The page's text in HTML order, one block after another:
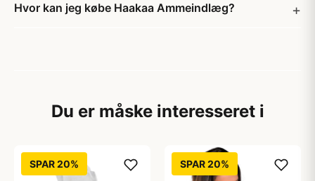
Hvor kan jeg købe Haakaa Ammeindlæg?
Du er måske interesseret i
SPAR 20% SPAR 20%